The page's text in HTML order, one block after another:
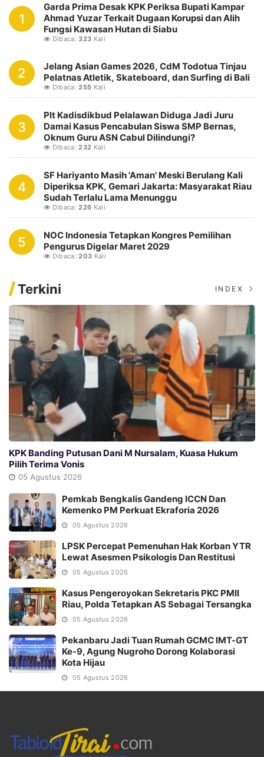
1
Garda Prima Desak KPK Periksa Bupati Kampar
Ahmad Yuzar Terkait Dugaan Korupsi dan Alih
Fungsi Kawasan Hutan di Siabu
Dibaca:323 Kali
2
Jelang Asian Games 2026, CdM Todotua Tinjau
Pelatnas Atletik, Skateboard, dan Surfing di Bali
Dibaca:255 Kali
3
Plt Kadisdikbud Pelalawan Diduga Jadi Juru
Damai Kasus Pencabulan Siswa SMP Bernas,
Oknum Guru ASN Cabul Dilindungi?
Dibaca:232 Kali
4
SF Hariyanto Masih 'Aman' Meski Berulang Kali
Diperiksa KPK, Gemari Jakarta: Masyarakat Riau
Sudah Terlalu Lama Menunggu
Dibaca:226 Kali
5
NOC Indonesia Tetapkan Kongres Pemilihan
Pengurus Digelar Maret 2029
Dibaca:203 Kali
Terkini INDEX
KPK Banding Putusan Dani M Nursalam, Kuasa Hukum
Pilih Terima Vonis
05 Agustus 2026
Pemkab Bengkalis Gandeng ICCN Dan
Kemenko PM Perkuat Ekraforia 2026
05 Agustus 2026
LPSK Percepat Pemenuhan Hak Korban YTR
Lewat Asesmen Psikologis Dan Restitusi
05 Agustus 2026
Kasus Pengeroyokan Sekretaris PKC PMII
Riau, Polda Tetapkan AS Sebagai Tersangka
05 Agustus 2026
Pekanbaru Jadi Tuan Rumah GCMC IMT-GT
Ke-9, Agung Nugroho Dorong Kolaborasi
Kota Hijau
05 Agustus 2026